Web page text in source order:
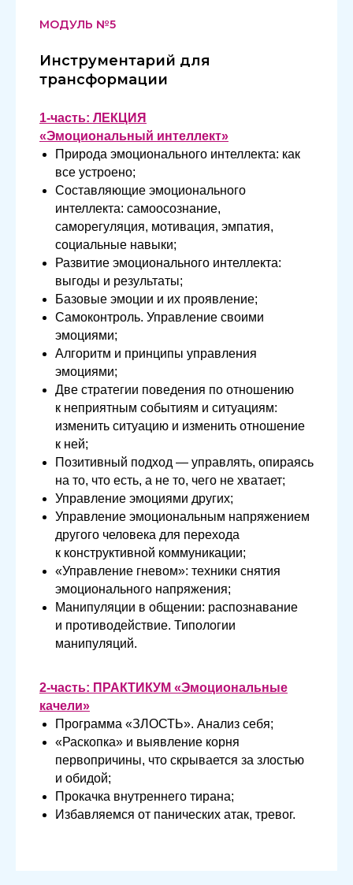
МОДУЛЬ №5
Инструментарий для
трансформации
1-часть: ЛЕКЦИЯ
«Эмоциональный интеллект»
Природа эмоционального интеллекта: как
все устроено;
Составляющие эмоционального
интеллекта: самоосознание,
саморегуляция, мотивация, эмпатия,
социальные навыки;
Развитие эмоционального интеллекта:
выгоды и результаты;
Базовые эмоции и их проявление;
Самоконтроль. Управление своими
эмоциями;
Алгоритм и принципы управления
эмоциями;
Две стратегии поведения по отношению
к неприятным событиям и ситуациям:
изменить ситуацию и изменить отношение
к ней;
Позитивный подход — управлять, опираясь
на то, что есть, а не то, чего не хватает;
Управление эмоциями других;
Управление эмоциональным напряжением
другого человека для перехода
к конструктивной коммуникации;
«Управление гневом»: техники снятия
эмоционального напряжения;
Манипуляции в общении: распознавание
и противодействие. Типологии
манипуляций.
2-часть: ПРАКТИКУМ «Эмоциональные
качели»
Программа «ЗЛОСТЬ». Анализ себя;
«Раскопка» и выявление корня
первопричины, что скрывается за злостью
и обидой;
Прокачка внутреннего тирана;
Избавляемся от панических атак, тревог.